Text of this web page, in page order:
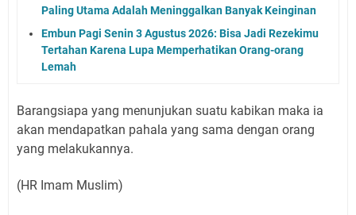
Paling Utama Adalah Meninggalkan Banyak Keinginan
Embun Pagi Senin 3 Agustus 2026: Bisa Jadi Rezekimu
Tertahan Karena Lupa Memperhatikan Orang-orang
Lemah
Barangsiapa yang menunjukan suatu kabikan maka ia
akan mendapatkan pahala yang sama dengan orang
yang melakukannya.
(HR Imam Muslim)